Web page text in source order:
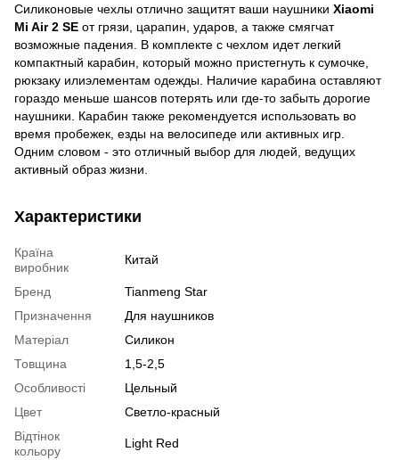
Cиликоновые чехлы отлично защитят ваши наушники Xiaomi
Mi Air 2 SE от грязи, царапин, ударов, а также смягчат
возможные падения. В комплекте с чехлом идет легкий
компактный карабин, который можно пристегнуть к сумочке,
рюкзаку илиэлементам одежды. Наличие карабина оставляют
гораздо меньше шансов потерять или где-то забыть дорогие
наушники. Карабин также рекомендуется использовать во
время пробежек, езды на велосипеде или активных игр.
Одним словом - это отличный выбор для людей, ведущих
активный образ жизни.
Характеристики
Країна
виробник
Китай
Бренд
Tianmeng Star
Призначення
Для наушников
Матеріал
Силикон
Товщина
1,5-2,5
Особливості
Цельный
Цвет
Светло-красный
Відтінок
кольору
Light Red